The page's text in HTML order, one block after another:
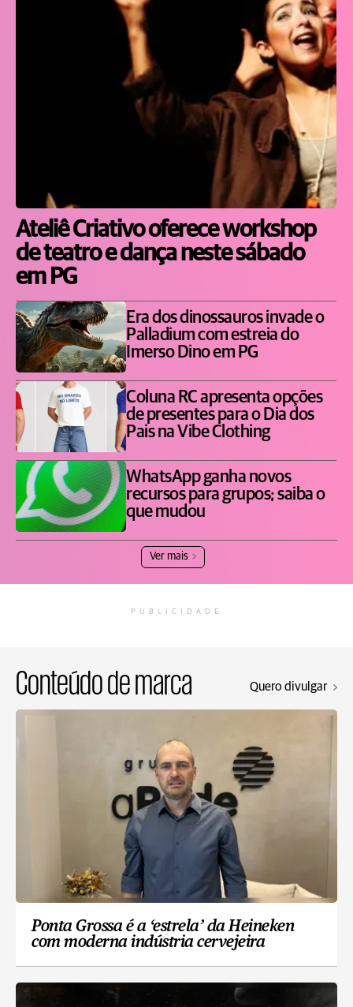
Ateliê Criativo oferece workshop
de teatro e dança neste sábado
em PG
Era dos dinossauros invade o
Palladium com estreia do
Imerso Dino em PG
Coluna RC apresenta opções
de presentes para o Dia dos
Pais na Vibe Clothing
WhatsApp ganha novos
recursos para grupos; saiba o
que mudou
Ver mais
PUBLICIDADE
Conteúdo de marca Quero divulgar
Ponta Grossa é a ‘estrela’ da Heineken
com moderna indústria cervejeira